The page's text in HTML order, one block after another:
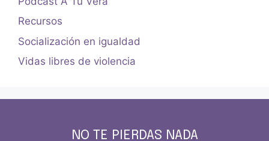
Recursos
Socialización en igualdad
Vidas libres de violencia
NO TE PIERDAS NADA